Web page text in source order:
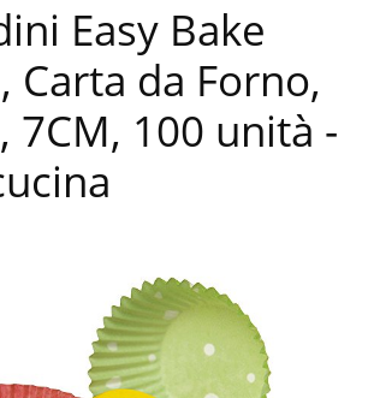
Easy Bake
Carta da Forno,
7CM, 100 unità -